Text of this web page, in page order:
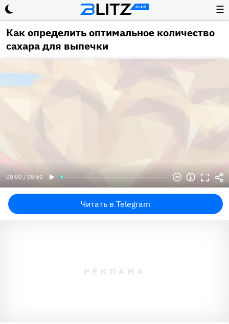
☰
Как определить оптимальное количество
сахара для выпечки
00:00 / 00:50
Читать в Telegram